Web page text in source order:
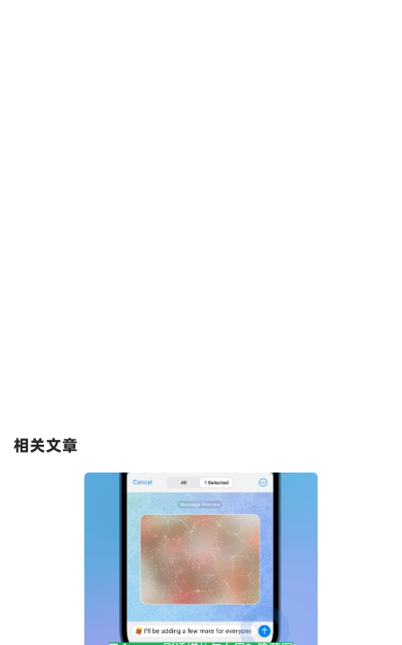
相关文章